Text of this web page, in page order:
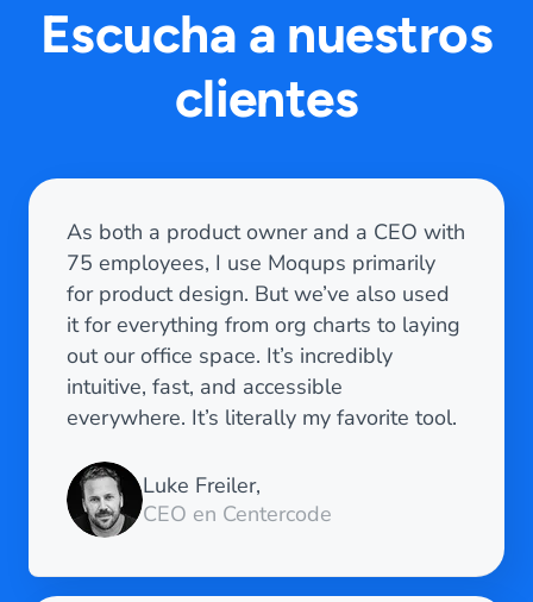
Escucha a nuestros
clientes
As both a product owner and a CEO with
75 employees, I use Moqups primarily
for product design. But we’ve also used
it for everything from org charts to laying
out our office space. It’s incredibly
intuitive, fast, and accessible
everywhere. It’s literally my favorite tool.
Luke Freiler,
CEO en Centercode